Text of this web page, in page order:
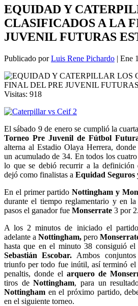
EQUIDAD Y
CLASIFICADOS A LA
JUVENIL FUTURAS
Publicado porLuis Rene Pichardo | Ene
Visitas: 918
El sábado 9 de enero se cumplió la
Torneo Pre Juvenil de Fútbol
alterna al Estadio Olaya Herrera,
un acumulado de 34. En todos los
lo que se debió recurrir a la definición
dejó como finalistas a Equidad
En el primer partidoNottingham y
durante el tiempo reglamentario y en
pasos el ganador fue Monserrate 3 por 2.
A los 2 minutos de iniciado el partido
adelante aNottingham,pero
hasta que en el minuto 38 consiguió
Sebastián Escobar. Ambos
triunfo per todo fue inútil, así terminó
penaltis, donde el arquero de
tiros deNottingham, para un
Nottingham en el próximo partido,
en el siguiente torneo.